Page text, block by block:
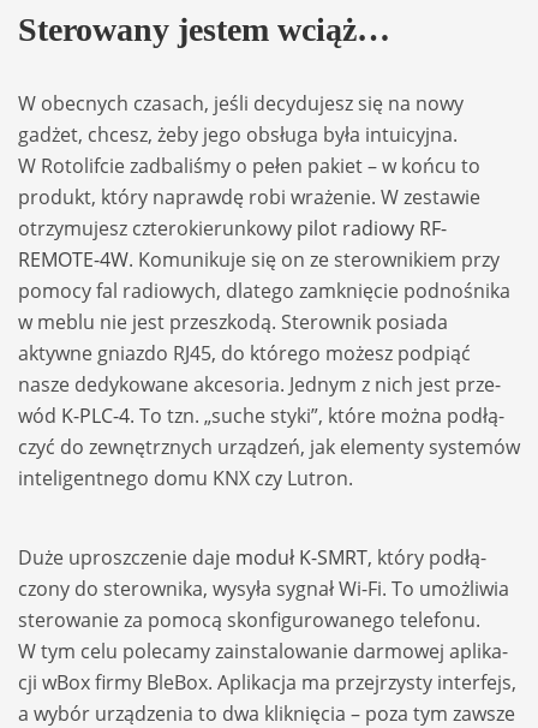
Ste­ro­wany jestem wciąż…
W obec­nych cza­sach, jeśli decy­du­jesz się na nowy
gadżet, chcesz, żeby jego obsługa była intu­icyjna.
W Roto­lif­cie zadba­li­śmy o pełen pakiet – w końcu to
pro­dukt, który naprawdę robi wra­że­nie. W zesta­wie
otrzy­mu­jesz czte­ro­kie­run­kowy pilot radiowy RF-
REMOTE-4W. Komu­ni­kuje się on ze ste­row­nikiem przy
pomocy fal radio­wych, dla­tego zamknię­cie podno­śnika
w meblu nie jest prze­szkodą. Ste­row­nik posiada
aktywne gniazdo RJ45, do któ­rego możesz pod­piąć
nasze dedy­ko­wane akce­so­ria. Jed­nym z nich jest prze­
wód K-PLC-4. To tzn. „suche styki”, które można podłą­
czyć do zewnętrz­nych urzą­dzeń, jak ele­menty sys­temów
inte­li­gent­nego domu KNX czy Lutron.
Duże uprosz­cze­nie daje moduł K-SMRT, który podłą­
czony do ste­row­nika, wysyła sygnał Wi-Fi. To umoż­li­wia
ste­ro­wa­nie za pomocą skon­fi­gu­ro­wa­nego tele­fonu.
W tym celu pole­camy zain­sta­lo­wa­nie dar­mo­wej apli­ka­
cji wBox firmy Ble­Box. Apli­ka­cja ma przej­rzy­sty inter­fejs,
a wybór urzą­dze­nia to dwa klik­nię­cia – poza tym zawsze